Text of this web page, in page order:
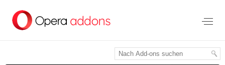
Hauptinhalt
springen